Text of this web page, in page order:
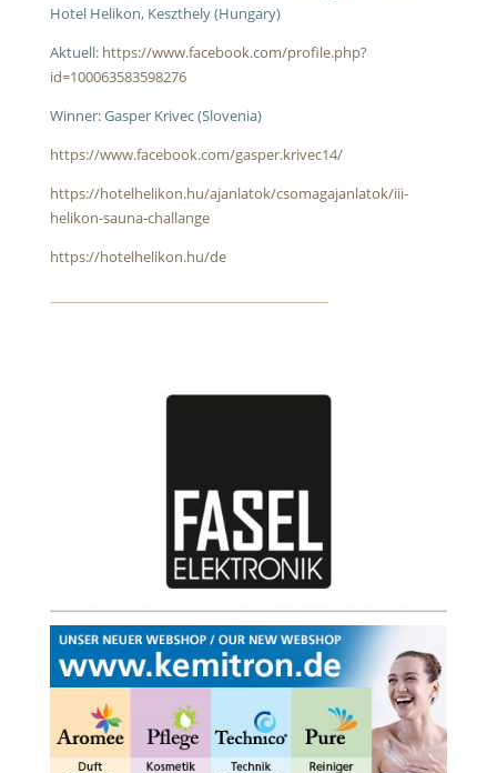
Hotel Helikon, Keszthely (Hungary)
Aktuell: https://www.facebook.com/profile.php?
id=100063583598276
Winner: Gasper Krivec (Slovenia)
https://www.facebook.com/gasper.krivec14/
https://hotelhelikon.hu/ajanlatok/csomagajanlatok/iii-
helikon-sauna-challange
https://hotelhelikon.hu/de